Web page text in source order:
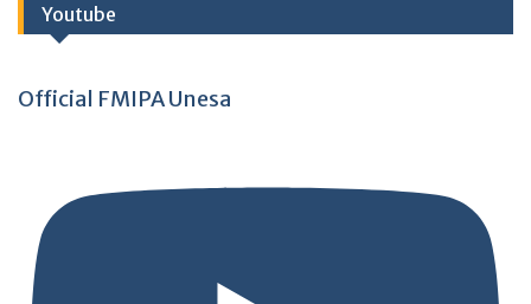
Youtube
Official FMIPA Unesa